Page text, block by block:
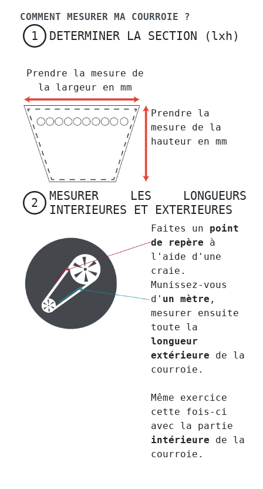
COMMENT MESURER MA COURROIE ?
1 DETERMINER LA SECTION (lxh)
Prendre la mesure de
la largeur en mm
Prendre la
mesure de la
hauteur en mm
2
MESURER LES LONGUEURS
INTERIEURES ET EXTERIEURES
Faites un point
de repère à
l'aide d'une
craie.
Munissez-vous
d' un mètre ,
mesurer ensuite
toute la
longueur
extérieure de la
courroie.
Même exercice
cette fois-ci
avec la partie
intérieure de la
courroie.